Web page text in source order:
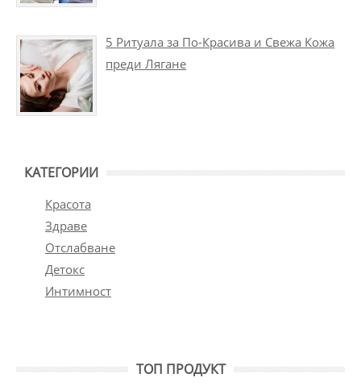
5 Ритуала за По-Красива и Свежа Кожа
преди Лягане
КАТЕГОРИИ
Красота
Здраве
Отслабване
Детокс
Интимност
ТОП ПРОДУКТ